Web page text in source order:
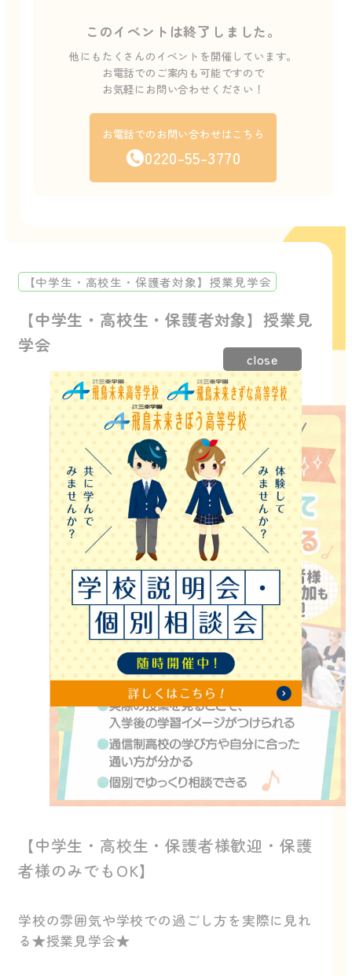
このイベントは終了しました。
他にもたくさんのイベントを開催しています。
お電話でのご案内も可能ですので
お気軽にお問い合わせください！
お電話でのお問い合わせはこちら
0220-55-3770
【中学生・高校生・保護者対象】授業見
学会
【中学生・高校生・保護者対象】授業見学会
【中学生・高校生・保護者様歓迎・保護
者様のみでもOK】
学校の雰囲気や学校での過ごし方を実際に見れ
る★授業見学会★
close